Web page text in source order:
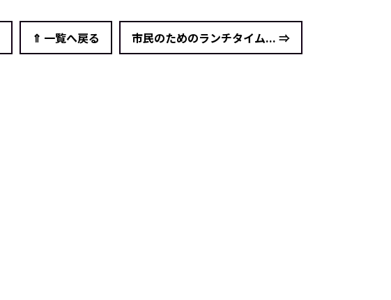
⇑ 一覧へ戻る 市民のためのランチタイム... ⇒